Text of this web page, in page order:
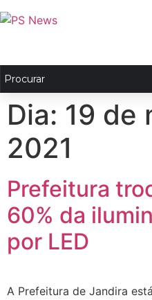
Dia: 19 de
2021
Prefeitura
60% da
por LED
A Prefeitura de Jandira